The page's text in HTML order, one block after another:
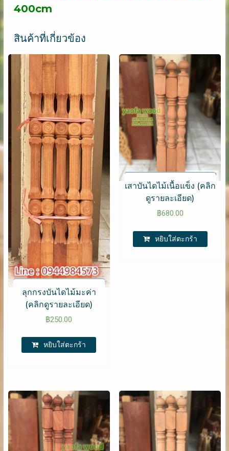
400cm
สินค้าที่เกี่ยวข้อง
ลุกกรงบันไดไม้มะค่า
(คลิกดูรายละเอียด)
฿250.00
หยิบใส่ตะกร้า
เสาบันไดไม้เนื้อแข็ง (คลิก
ดูรายละเอียด)
฿680.00
หยิบใส่ตะกร้า